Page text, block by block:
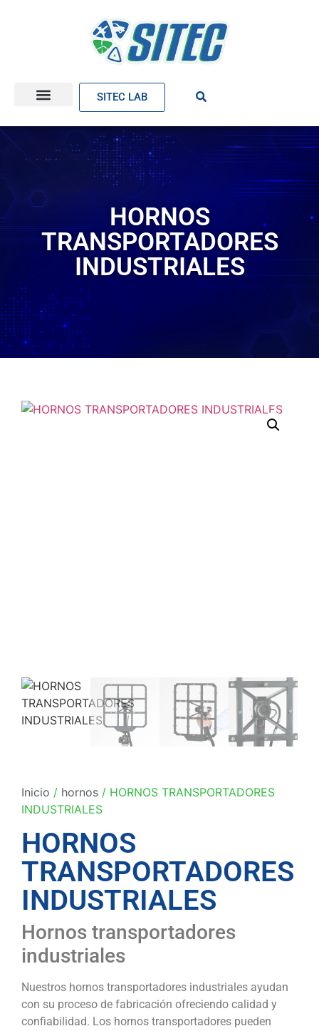
SITEC LAB
HORNOS
TRANSPORTADORES
INDUSTRIALES
Inicio / hornos / HORNOS TRANSPORTADORES
INDUSTRIALES
HORNOS
TRANSPORTADORES
INDUSTRIALES
Hornos transportadores
industriales
Nuestros hornos transportadores industriales ayudan
con su proceso de fabricación ofreciendo calidad y
confiabilidad. Los hornos transportadores pueden